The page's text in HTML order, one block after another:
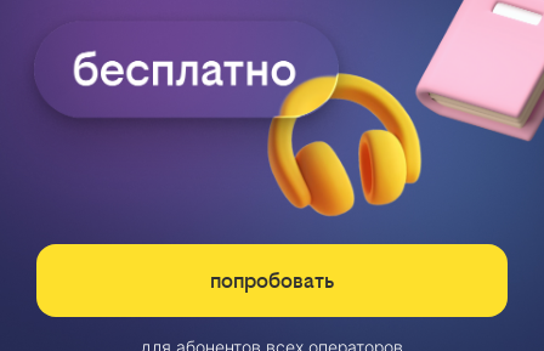
попробовать
для абонентов всех операторов